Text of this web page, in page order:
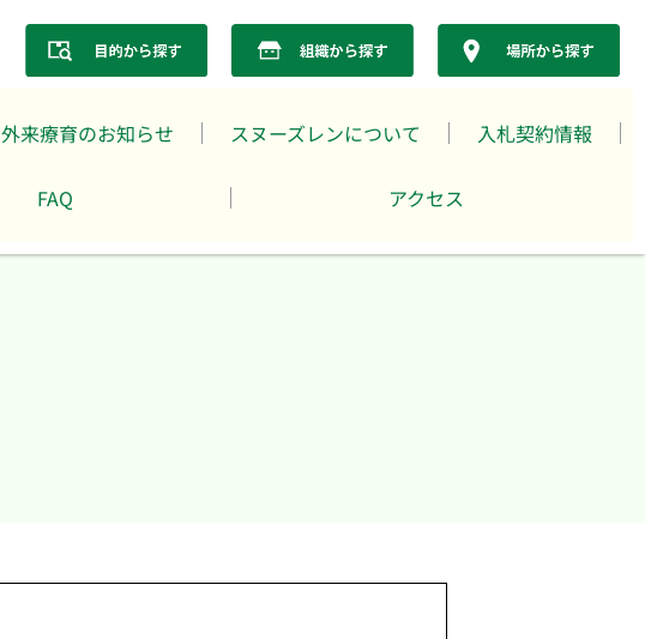
外来療育のお知らせ スヌーズレンについて 入札契約情報
FAQ アクセス